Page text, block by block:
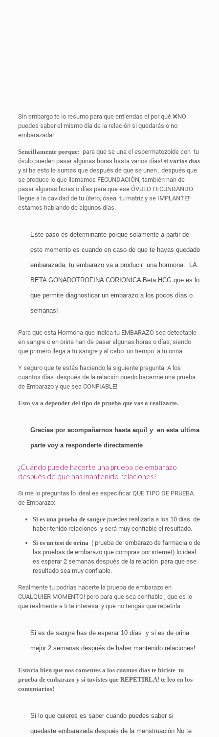
Sin embargo te lo resumo para que entiendas el por qué ❌NO
puedes saber el mismo día de la relación si quedarás o no
embarazada!
Sencillamente porque: para que se una el espermatozoide con tu
óvulo pueden pasar algunas horas hasta varios días! si varios días
y si ha esto le sumas que después de que se unen , después que
se produce lo que llamamos FECUNDACIÓN, también han de
pasar algunas horas o días para que ese ÓVULO FECUNDANDO
llegue a la cavidad de tu útero, ósea tu matriz y se IMPLANTE!!
estamos hablando de algunos días.
Este paso es determinante porque solamente a partir de
este momento es cuando en caso de que te hayas quedado
embarazada, tu embarazo va a producir una hormona: LA
BETA GONADOTROFINA CORIONICA Beta HCG que es lo
que permite diagnosticar un embarazo a los pocos días o
semanas!
Para que esta Hormona que indica tu EMBARAZO sea detectable
en sangre o en orina han de pasar algunas horas o días, siendo
que primero llega a tu sangre y al cabo un tiempo a tu orina.
Y seguro que te estás haciendo la siguiente pregunta: A los
cuantos días después de la relación puedo hacerme una prueba
de Embarazo y que sea CONFIABLE!
Esto va a depender del tipo de prueba que vas a realizarte.
Gracias por acompañarnos hasta aquí! y en esta ultima
parte voy a responderte directamente
¿Cuándo puede hacerte una prueba de embarazo
después de que has mantenido relaciones?
Si me lo preguntas lo ideal es especificar QUE TIPO DE PRUEBA
de Embarazo:
Si es una prueba de sangrepuedes realizarla a los 10 días de
haber tenido relaciones y será muy confiable el resultado.
Si es un test de orina ( prueba de embarazo de farmacia o de
las pruebas de embarazo que compras por internet) lo ideal
es esperar 2 semanas después de la relación para que ese
resultado sea muy confiable.
Realmente tu podrías hacerte la prueba de embarazo en
CUALQUIER MOMENTO! pero para que sea confiable , que es lo
que realmente a ti te interesa y que no tengas que repetirla:
Si es de sangre has de esperar 10 días y si es de orina
mejor 2 semanas después de haber mantenido relaciones!
Estaría bien que nos comentes a los cuantos días te hiciste tu
prueba de embarazo y si tuvistes que REPETIRLA! te leo en los
comentarios!
Si lo que quieres es saber cuando puedes saber si
quedaste embarazada después de la menstruación No te